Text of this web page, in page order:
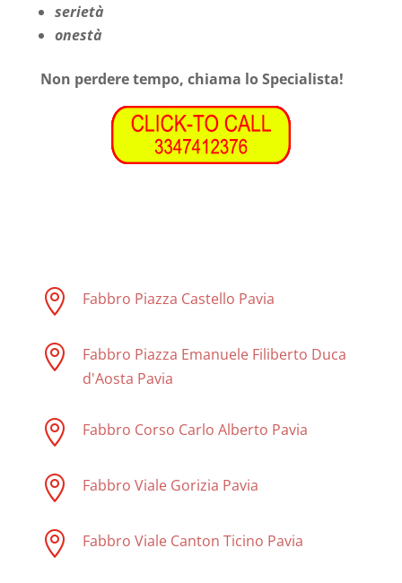
serietà
onestà
Non perdere tempo, chiama lo Specialista!
 Fabbro Piazza Castello Pavia

Fabbro Piazza Emanuele Filiberto Duca
d'Aosta Pavia
 Fabbro Corso Carlo Alberto Pavia
 Fabbro Viale Gorizia Pavia
 Fabbro Viale Canton Ticino Pavia